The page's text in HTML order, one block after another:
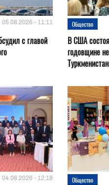
05.08.2026 - 11:11
с главой
Общество
В США
годовщине
04.08.2026 - 12:18 Общество